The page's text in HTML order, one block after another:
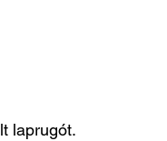
laprugót.